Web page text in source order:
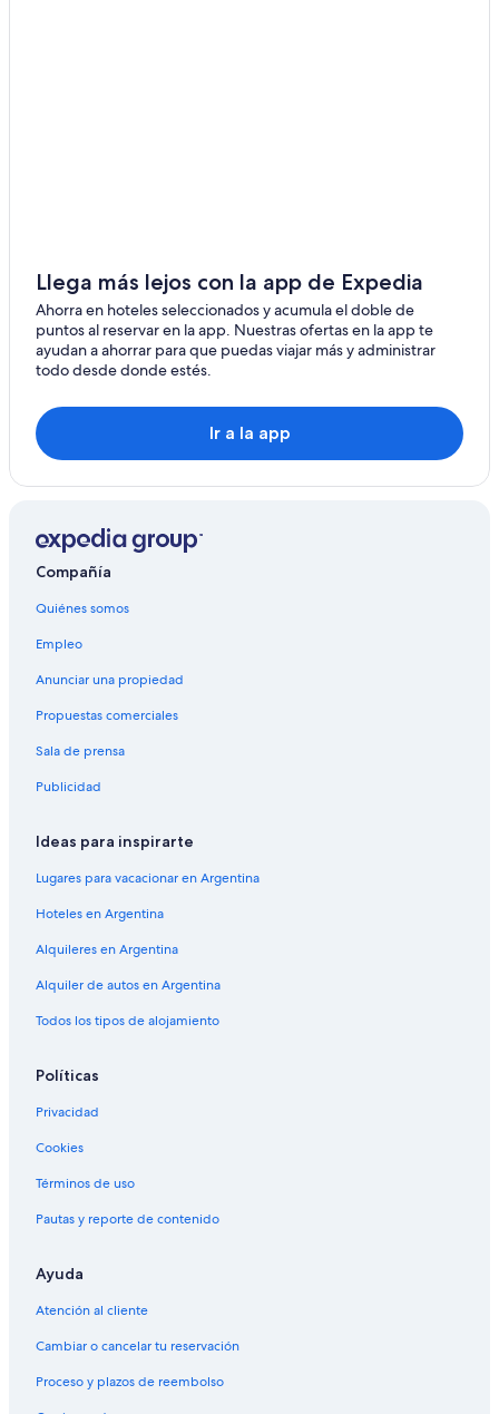
Llega más lejos con la app de Expedia
Ahorra en hoteles seleccionados y acumula el doble de
puntos al reservar en la app. Nuestras ofertas en la app te
ayudan a ahorrar para que puedas viajar más y administrar
todo desde donde estés.
Ir a la app
Compañía
Quiénes somos
Empleo
Anunciar una propiedad
Propuestas comerciales
Sala de prensa
Publicidad
Ideas para inspirarte
Lugares para vacacionar en Argentina
Hoteles en Argentina
Alquileres en Argentina
Alquiler de autos en Argentina
Todos los tipos de alojamiento
Políticas
Privacidad
Cookies
Términos de uso
Pautas y reporte de contenido
Ayuda
Atención al cliente
Cambiar o cancelar tu reservación
Proceso y plazos de reembolso